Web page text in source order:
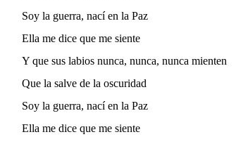
Soy la guerra, nací en la Paz
Ella me dice que me siente
Y que sus labios nunca, nunca, nunca mienten
Que la salve de la oscuridad
Soy la guerra, nací en la Paz
Ella me dice que me siente